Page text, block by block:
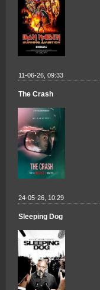
11-06-26, 09:33
The Crash
24-05-26, 10:29
Sleeping Dog